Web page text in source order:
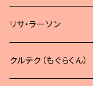
リサ・ラーソン
クルテク（もぐらくん）